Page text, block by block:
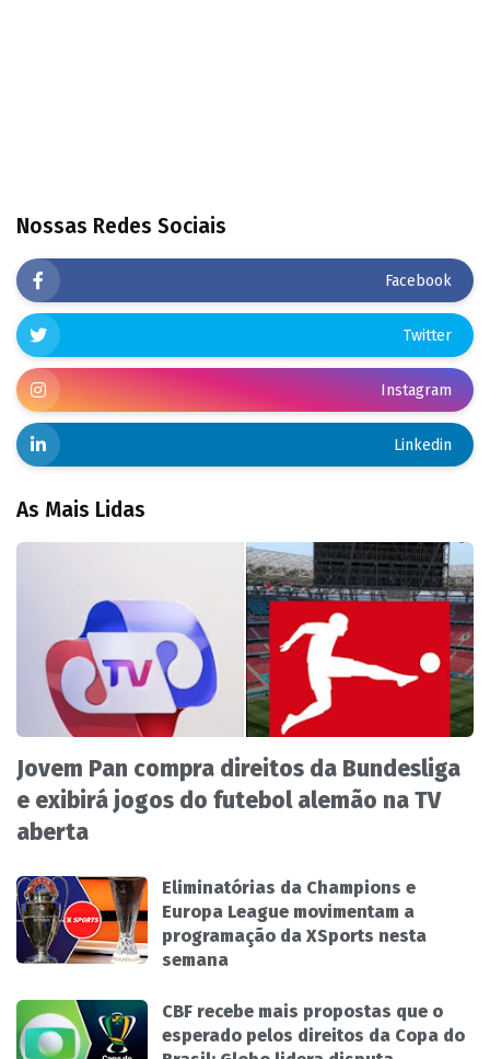
Nossas Redes Sociais
Facebook
Twitter
Instagram
Linkedin
As Mais Lidas
Jovem Pan compra direitos da Bundesliga
e exibirá jogos do futebol alemão na TV
aberta
Eliminatórias da Champions e
Europa League movimentam a
programação da XSports nesta
semana
CBF recebe mais propostas que o
esperado pelos direitos da Copa do